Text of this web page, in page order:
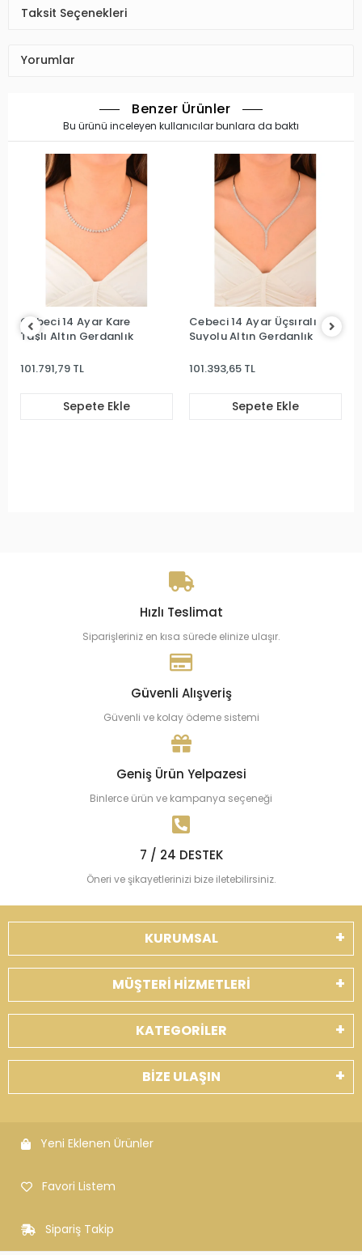
Taksit Seçenekleri
Yorumlar
Benzer Ürünler
Bu ürünü inceleyen kullanıcılar bunlara da baktı
Cebeci 14 Ayar Kare
Taşlı Altın Gerdanlık
101.791,79 TL
Sepete Ekle
Cebeci 14 Ayar Üçsıralı
Suyolu Altın Gerdanlık
101.393,65 TL
Sepete Ekle
Hızlı Teslimat
Siparişleriniz en kısa sürede elinize ulaşır.
Güvenli Alışveriş
Güvenli ve kolay ödeme sistemi
Geniş Ürün Yelpazesi
Binlerce ürün ve kampanya seçeneği
7 / 24 DESTEK
Öneri ve şikayetlerinizi bize iletebilirsiniz.
KURUMSAL
MÜŞTERİ HİZMETLERİ
KATEGORİLER
BİZE ULAŞIN
Yeni Eklenen Ürünler
Favori Listem
Sipariş Takip